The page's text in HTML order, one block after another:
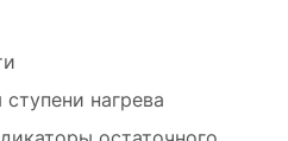
нагрева